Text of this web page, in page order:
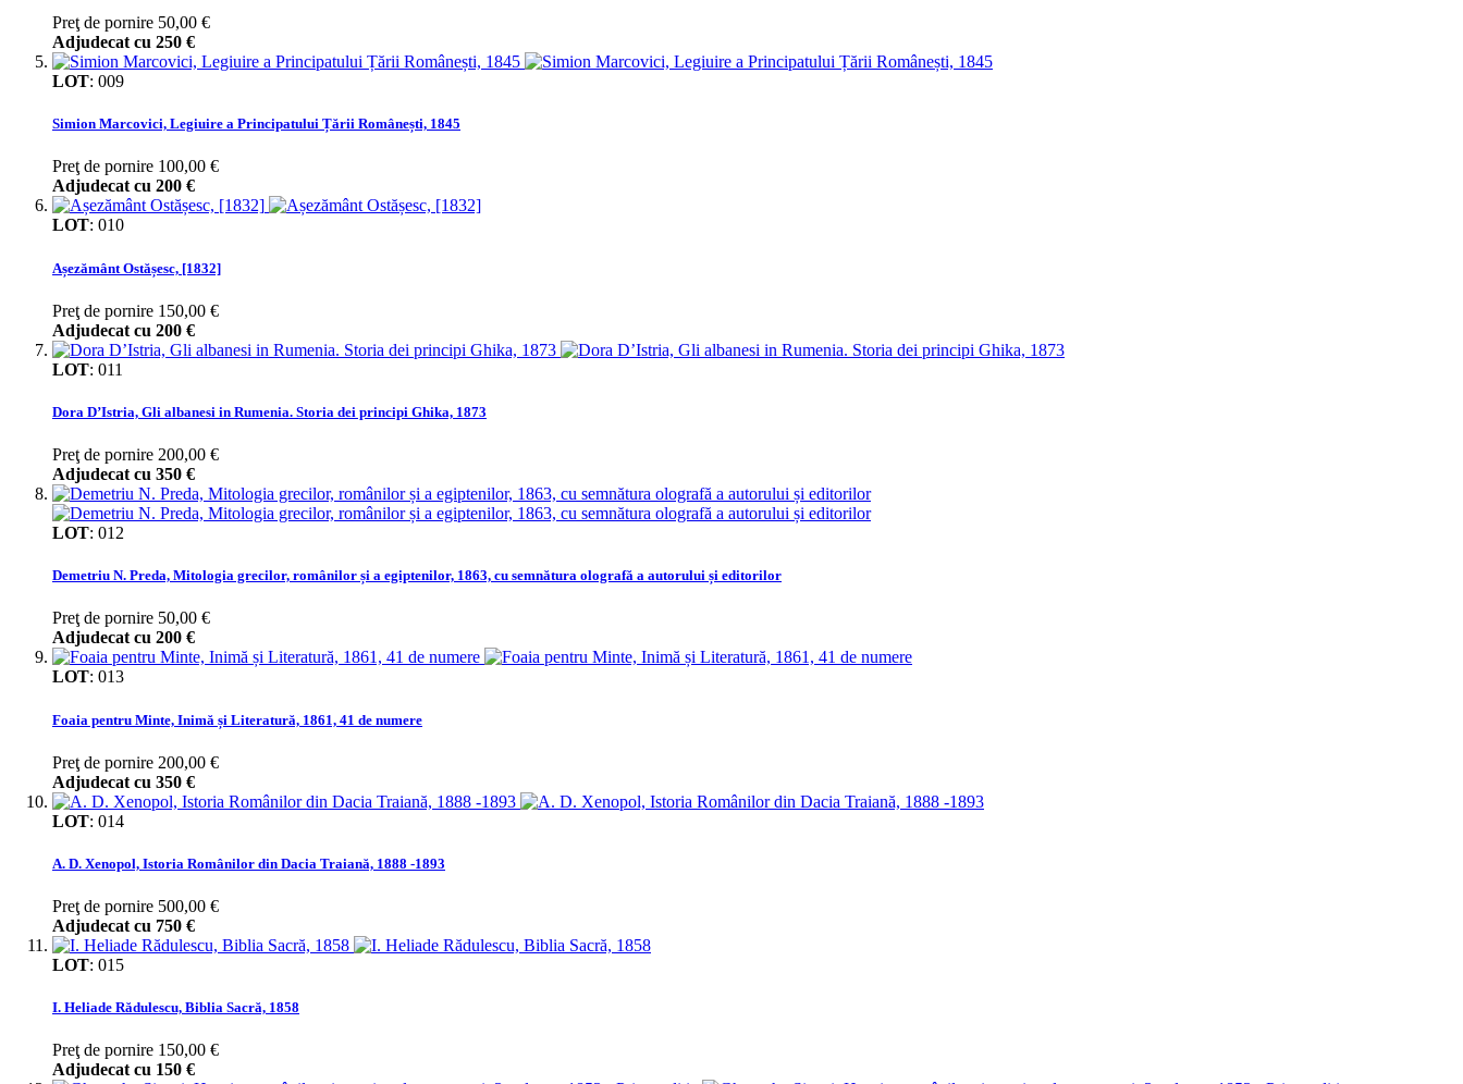
Preţ de pornire 50,00 €
Adjudecat cu 250 €
LOT: 009
Simion Marcovici, Legiuire a Principatului Țării Românești, 1845
Preţ de pornire 100,00 €
Adjudecat cu 200 €
LOT: 010
Așezământ Ostășesc, [1832]
Preţ de pornire 150,00 €
Adjudecat cu 200 €
LOT: 011
Dora D’Istria, Gli albanesi in Rumenia. Storia dei principi Ghika, 1873
Preţ de pornire 200,00 €
Adjudecat cu 350 €
LOT: 012
Demetriu N. Preda, Mitologia grecilor, românilor și a egiptenilor, 1863, cu semnătura olografă a autorului și editorilor
Preţ de pornire 50,00 €
Adjudecat cu 200 €
LOT: 013
Foaia pentru Minte, Inimă și Literatură, 1861, 41 de numere
Preţ de pornire 200,00 €
Adjudecat cu 350 €
LOT: 014
A. D. Xenopol, Istoria Românilor din Dacia Traiană, 1888 -1893
Preţ de pornire 500,00 €
Adjudecat cu 750 €
LOT: 015
I. Heliade Rădulescu, Biblia Sacră, 1858
Preţ de pornire 150,00 €
Adjudecat cu 150 €